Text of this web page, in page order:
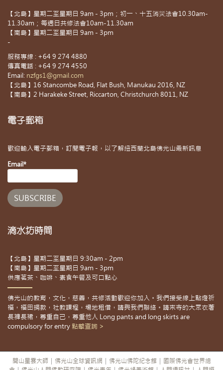
【北島】星期二至星期日 9am - 3pm；初一、十五消災法會10.30am-
11.30am；每週日共修法會10am-11.30am
【南島】星期二至星期日 9am - 3pm
-
服務專線 : +64 9 274 4880
傳真電話 : +64 9 274 4550
Email: nzfgs1@gmail.com
【北島】16 Stancombe Road, Flat Bush, Manukau 2016, NZ
【南島】2 Harakeke Street, Riccarton, Christchurch 8011, NZ
電子郵箱
歡迎輸入電子郵箱，訂閱電子報，以了解紐西蘭北島佛光山最新訊息
Email*
滴水坊時間
【北島】星期二至星期日 9:30am - 2pm
【南島】星期二至星期日 9am - 3pm
供應茗茶、咖啡、素食午餐及可口點心
佛光山的教育，文化，慈善，共修活動歡迎你加入。我們接受線上點燈祈
福，福田捐款，社教課程，場地租借，請與我們聯絡。請來寺的大眾衣著
長褲長裙，尊重自己，尊重他人 Long pants and long skirts are
compulsory for entry 點擊查詢 >
開山星雲大師 佛光山全球資訊網 佛光山佛陀紀念館
國際佛光會世界總